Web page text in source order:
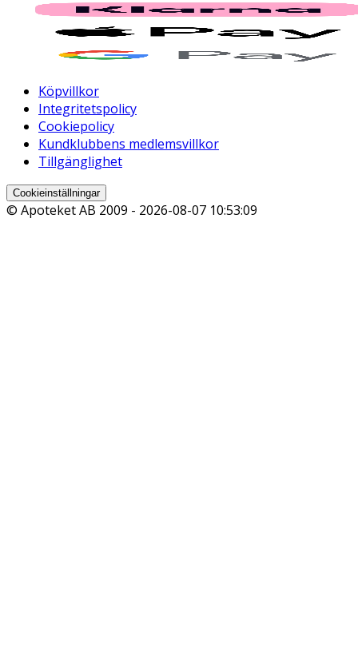
Köpvillkor
Integritetspolicy
Cookiepolicy
Kundklubbens medlemsvillkor
Tillgänglighet
Cookieinställningar
© Apoteket AB 2009 - 2026-08-07 10:53:09